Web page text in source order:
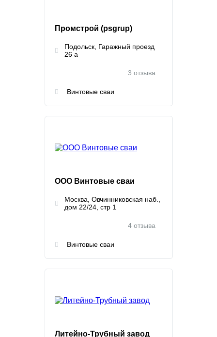
Промстрой (psgrup)
Подольск, Гаражный проезд
26 а
3 отзыва
Винтовые сваи
ООО Винтовые сваи
Москва, Овчинниковская наб.,
дом 22/24, стр 1
4 отзыва
Винтовые сваи
Литейно-Трубный завод